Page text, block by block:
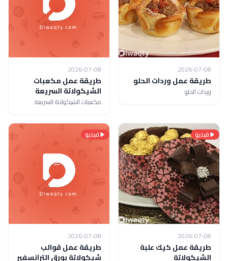
2026-07-08
طريقة عمل وردات الحلو
وردات الحلو
2026-07-08
طريقة عمل مكعبات
الشيكولاتة السريعة
مكعبات الشيكولاتة السريعة
فيديو
2026-07-08
طريقة عمل كيك علبة
الشيكولاتة
فيديو
2026-07-08
طريقة عمل قوالب
شيكولاتة بورق الترانسفير